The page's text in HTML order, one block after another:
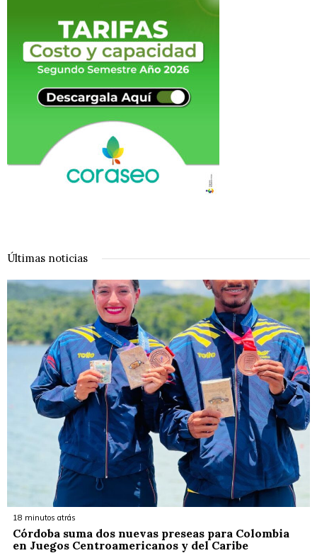
Últimas noticias
18 minutos atrás
Córdoba suma dos nuevas preseas para Colombia
en Juegos Centroamericanos y del Caribe